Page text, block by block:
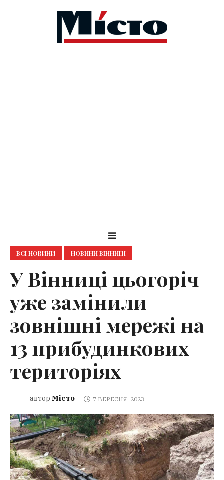
ВСІ НОВИНИ НОВИНИ ВІННИЦІ
У Вінниці цьогоріч
уже замінили
зовнішні мережі на
13 прибудинкових
територіях
автор Місто 7 ВЕРЕСНЯ, 2023